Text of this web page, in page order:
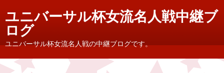
ユニバーサル杯女流名人戦中継ブ
ログ
ユニバーサル杯女流名人戦の中継ブログです。